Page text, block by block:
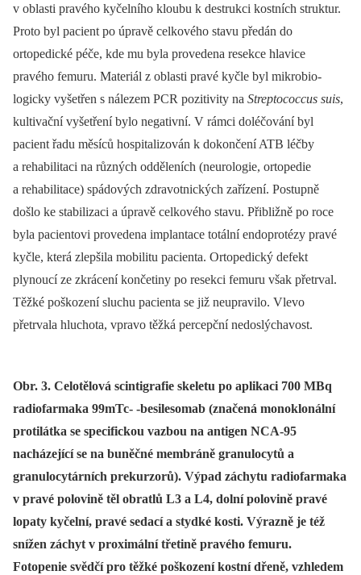
v oblasti pravého kyčelního kloubu k destrukci kostních struktur.
Proto byl pacient po úpravě celkového stavu předán do
ortopedické péče, kde mu byla provedena resekce hlavice
pravého femuru. Materiál z oblasti pravé kyčle byl mikrobio­
logicky vyšetřen s nálezem PCR pozitivity na Streptococcus suis,
kultivační vyšetření bylo negativní. V rámci doléčování byl
pacient řadu měsíců hospitalizován k dokončení ATB léčby
a rehabilitaci na různých odděleních (neurologie, ortopedie
a rehabilitace) spádových zdravotnických zařízení. Postupně
došlo ke stabilizaci a úpravě celkového stavu. Přibližně po roce
byla pacientovi provedena implantace totální endoprotézy pravé
kyčle, která zlepšila mobilitu pacienta. Ortopedický defekt
plynoucí ze zkrácení končetiny po resekci femuru však přetrval.
Těžké poškození sluchu pacienta se již neupravilo. Vlevo
přetrvala hluchota, vpravo těžká percepční nedoslýchavost.
Obr. 3. Celotělová scintigrafie skeletu po aplikaci 700 MBq
radiofarmaka 99mTc- -besilesomab (značená monoklonální
protilátka se specifickou vazbou na antigen NCA-95
nacházející se na buněčné membráně granulocytů a
granulocytárních prekurzorů). Výpad záchytu radiofarmaka
v pravé polovině těl obratlů L3 a L4, dolní polovině pravé
lopaty kyčelní, pravé sedací a stydké kosti. Výrazně je též
snížen záchyt v proximální třetině pravého femuru.
Fotopenie svědčí pro těžké poškození kostní dřeně, vzhledem